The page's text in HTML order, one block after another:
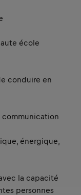
école
conduire en
énergique,
la capacité
personnes